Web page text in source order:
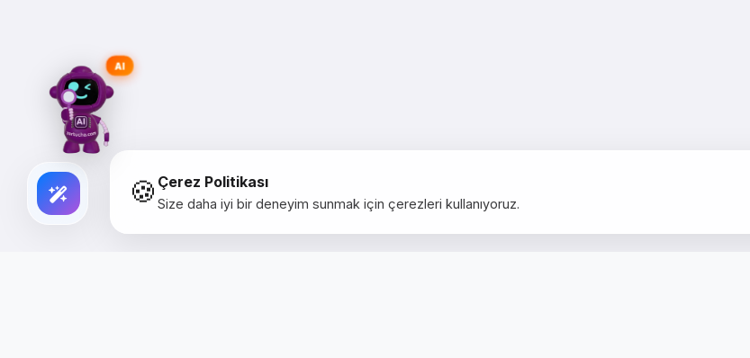
🍪 Çerez Politikası
Size daha iyi bir deneyim sunmak için çerezleri kullanıyoruz.
AI